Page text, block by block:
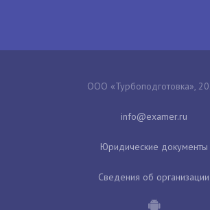
ООО «Турбоподготовка»,
Юридические документы
Сведения об организации